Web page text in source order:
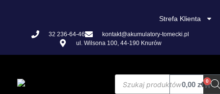
32 236-64-46
kontakt@akumulatory-tomecki.pl
ul. Wilsona 100, 44-190 Knurów
Strefa Klienta
0,00zł 0